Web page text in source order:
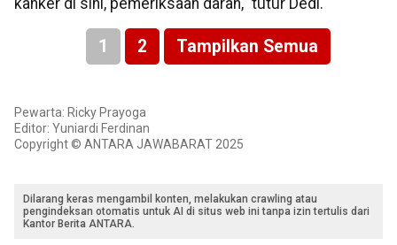
kanker di sini, pemeriksaan darah," tutur Dedi.
1 2 Tampilkan Semua
Pewarta: Ricky Prayoga
Editor: Yuniardi Ferdinan
Copyright © ANTARA JAWABARAT 2025
Dilarang keras mengambil konten, melakukan crawling atau
pengindeksan otomatis untuk AI di situs web ini tanpa izin tertulis dari
Kantor Berita ANTARA.